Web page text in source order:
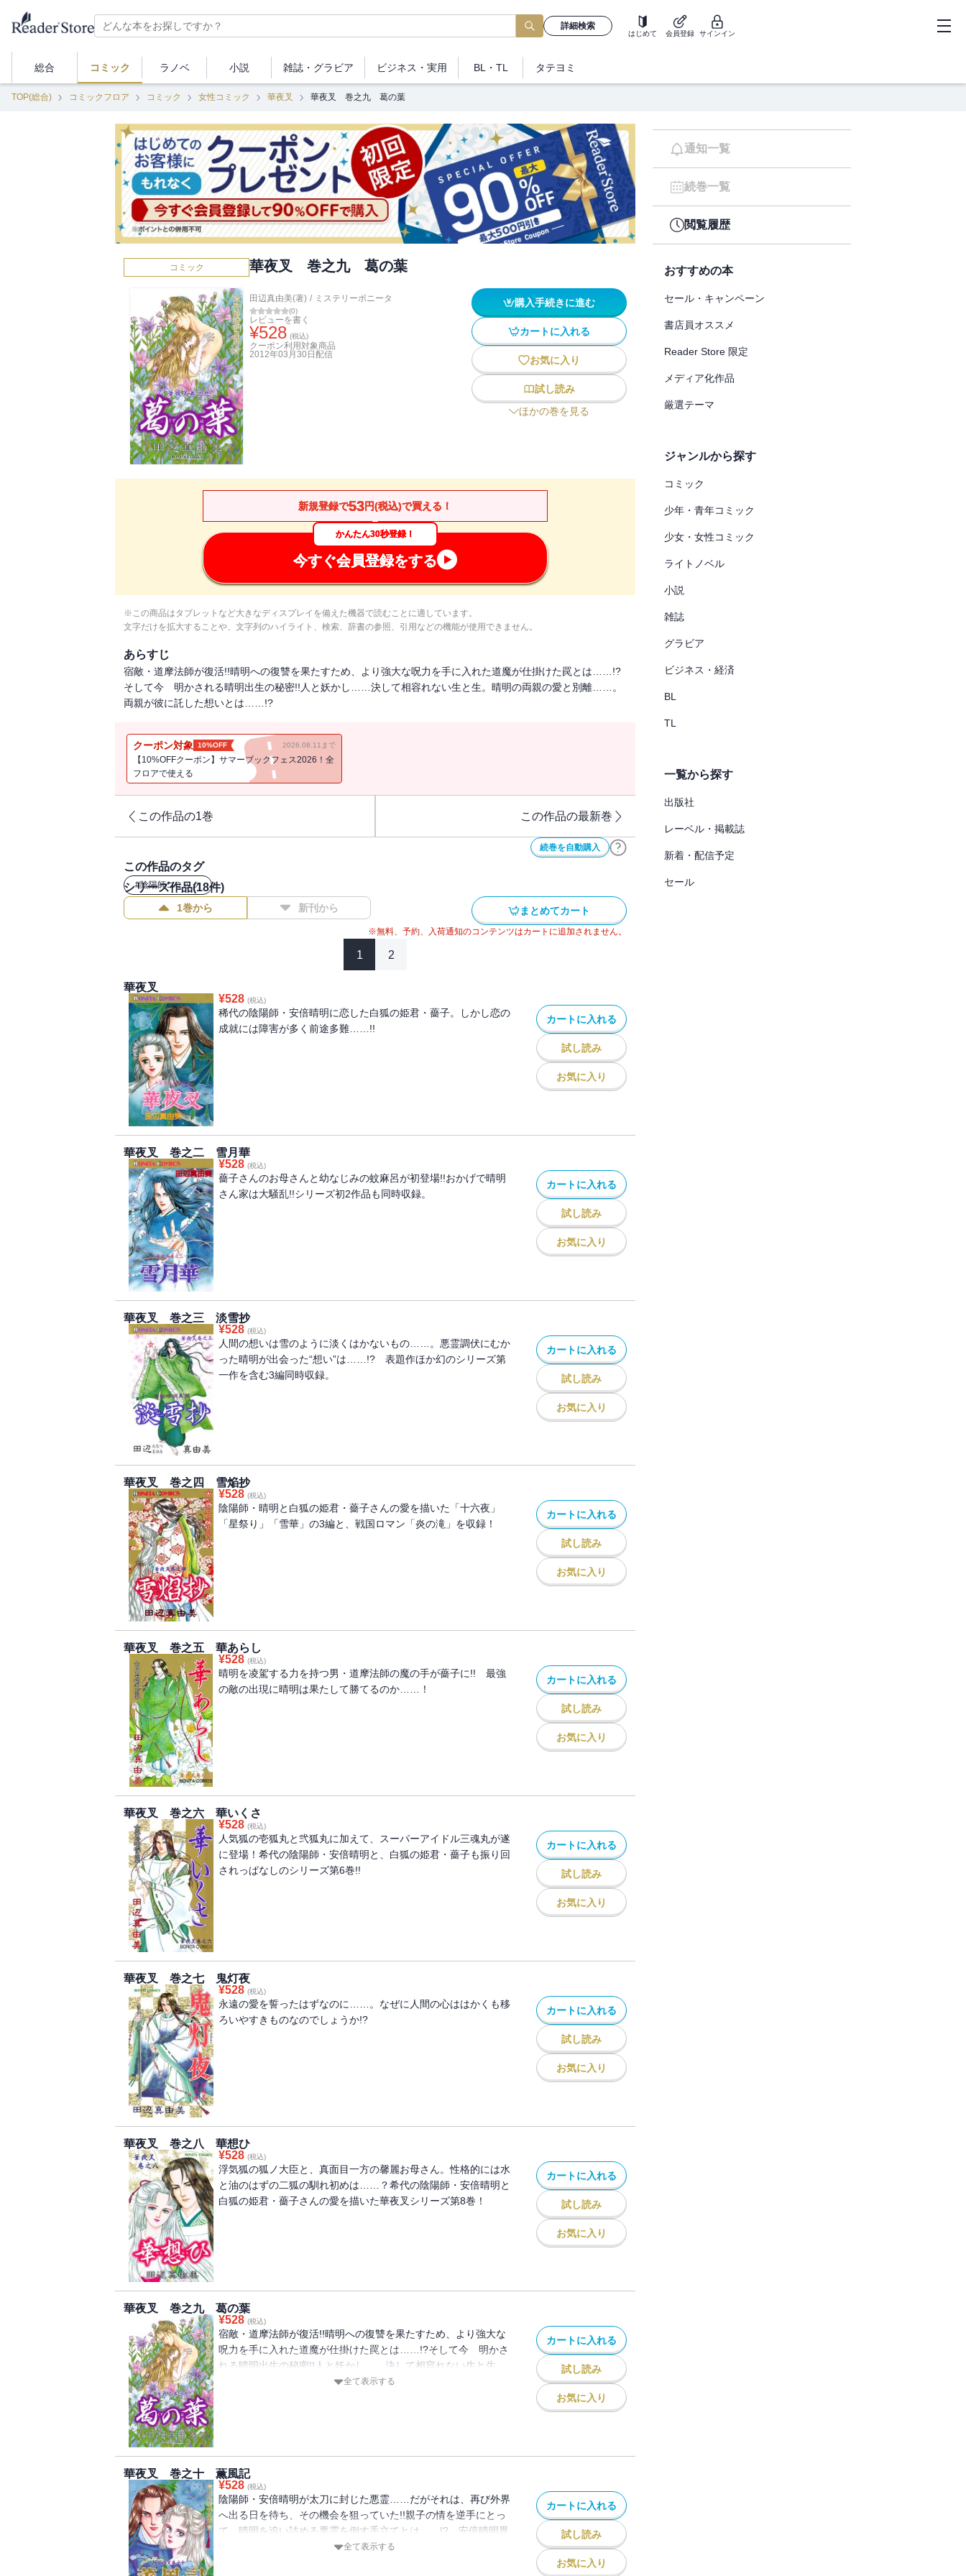
詳細検索
はじめて 会員登録 サインイン
総合 コミック ラノベ 小説 雑誌・ グラビア ビジネス ・実用 BL・TL タテヨミ
TOP(総合) コミックフロア コミック 女性コミック 華夜叉 華夜叉 巻之九 葛の葉
コミック 華夜叉 巻之九 葛の葉
田辺真由美(著) / ミステリーボニータ
(0)
レビューを書く
¥528 (税込)
クーポン利用対象商品
2012年03月30日 配信
購入手続きに進む
カートに入れる
お気に入り
試し読み
ほかの巻を見る
新規登録で53円(税込)で買える！
かんたん30秒登録！
今すぐ会員登録をする
※この商品はタブレットなど大きなディスプレイを備えた機器で読むことに適しています。
文字だけを拡大することや、文字列のハイライト、検索、辞書の参照、引用などの機能が使用できません。
あらすじ
宿敵・道摩法師が復活!!晴明への復讐を果たすため、より強大な呪力を手に入れた道魔が仕掛けた罠とは……!?
そして今 明かされる晴明出生の秘密!!人と妖かし……決して相容れない生と生。晴明の両親の愛と別離……。
両親が彼に託した想いとは……!?
クーポン対象 10%OFF 2026.08.11まで
【10%OFFクーポン】サマーブックフェス2026！全
フロアで使える
この作品の1巻 この作品の最新巻
続巻を自動購入
この作品のタグ
#陰陽師コミック
シリーズ作品(18件)
1巻から 新刊から まとめてカート
※無料、予約、入荷通知のコンテンツはカートに追加されません。
1 2
華夜叉
¥528 (税込)
稀代の陰陽師・安倍晴明に恋した白狐の姫君・薔子。しかし恋の
成就には障害が多く前途多難……!!
カートに入れる
試し読み
お気に入り
華夜叉 巻之二 雪月華
¥528 (税込)
薔子さんのお母さんと幼なじみの蚊麻呂が初登場!!おかげで晴明
さん家は大騒乱!!シリーズ初2作品も同時収録。
カートに入れる
試し読み
お気に入り
華夜叉 巻之三 淡雪抄
¥528 (税込)
人間の想いは雪のように淡くはかないもの……。悪霊調伏にむか
った晴明が出会った“想い”は……!? 表題作ほか幻のシリーズ第
一作を含む3編同時収録。
カートに入れる
試し読み
お気に入り
華夜叉 巻之四 雪焔抄
¥528 (税込)
陰陽師・晴明と白狐の姫君・薔子さんの愛を描いた「十六夜」
「星祭り」「雪華」の3編と、戦国ロマン「炎の滝」を収録！
カートに入れる
試し読み
お気に入り
華夜叉 巻之五 華あらし
¥528 (税込)
晴明を凌駕する力を持つ男・道摩法師の魔の手が薔子に!! 最強
の敵の出現に晴明は果たして勝てるのか……！
カートに入れる
試し読み
お気に入り
華夜叉 巻之六 華いくさ
¥528 (税込)
人気狐の壱狐丸と弐狐丸に加えて、スーパーアイドル三魂丸が遂
に登場！希代の陰陽師・安倍晴明と、白狐の姫君・薔子も振り回
されっぱなしのシリーズ第6巻!!
カートに入れる
試し読み
お気に入り
華夜叉 巻之七 鬼灯夜
¥528 (税込)
永遠の愛を誓ったはずなのに……。なぜに人間の心ははかくも移
ろいやすきものなのでしょうか!?
カートに入れる
試し読み
お気に入り
華夜叉 巻之八 華想ひ
¥528 (税込)
浮気狐の狐ノ大臣と、真面目一方の馨麗お母さん。性格的には水
と油のはずの二狐の馴れ初めは……？希代の陰陽師・安倍晴明と
白狐の姫君・薔子さんの愛を描いた華夜叉シリーズ第8巻！
カートに入れる
試し読み
お気に入り
華夜叉 巻之九 葛の葉
¥528 (税込)
宿敵・道摩法師が復活!!晴明への復讐を果たすため、より強大な
呪力を手に入れた道魔が仕掛けた罠とは……!?そして今 明かさ
れる晴明出生の秘密!!人と妖かし……決して相容れない生と生。
晴明の両親の愛と別離……。両親が彼に託した想いとは……!?
全て表示する
カートに入れる
試し読み
お気に入り
華夜叉 巻之十 薫風記
¥528 (税込)
陰陽師・安倍晴明が太刀に封じた悪霊……だがそれは、再び外界
へ出る日を待ち、その機会を狙っていた!!親子の情を逆手にとっ
て、晴明を追い詰める悪霊を倒す手立てとは……!? 安倍晴明異
全て表示する
カートに入れる
試し読み
お気に入り
通知一覧
続巻一覧
閲覧履歴
おすすめの本
セール・キャンペーン
書店員オススメ
Reader Store 限定
メディア化作品
厳選テーマ
ジャンルから探す
コミック
少年・青年コミック
少女・女性コミック
ライトノベル
小説
雑誌
グラビア
ビジネス・経済
BL
TL
一覧から探す
出版社
レーベル・掲載誌
新着・配信予定
セール